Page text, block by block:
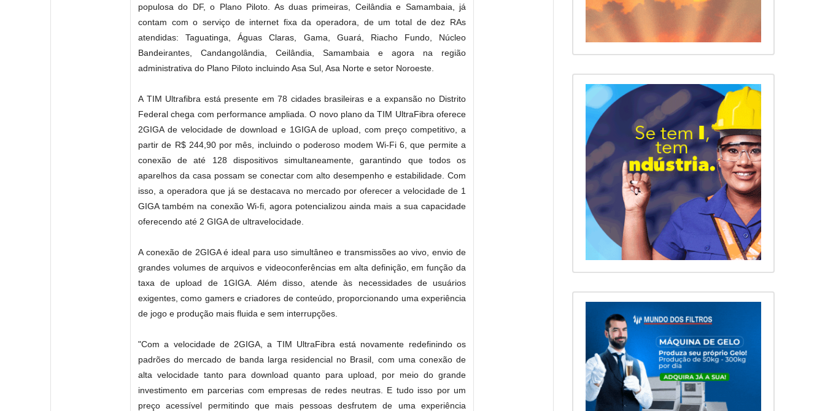
populosa do DF, o Plano Piloto. As duas primeiras, Ceilândia e Samambaia, já
contam com o serviço de internet fixa da operadora, de um total de dez RAs
atendidas: Taguatinga, Águas Claras, Gama, Guará, Riacho Fundo, Núcleo
Bandeirantes, Candangolândia, Ceilândia, Samambaia e agora na região
administrativa do Plano Piloto incluindo Asa Sul, Asa Norte e setor Noroeste.
A TIM Ultrafibra está presente em 78 cidades brasileiras e a expansão no Distrito
Federal chega com performance ampliada. O novo plano da TIM UltraFibra oferece
2GIGA de velocidade de download e 1GIGA de upload, com preço competitivo, a
partir de R$ 244,90 por mês, incluindo o poderoso modem Wi-Fi 6, que permite a
conexão de até 128 dispositivos simultaneamente, garantindo que todos os
aparelhos da casa possam se conectar com alto desempenho e estabilidade. Com
isso, a operadora que já se destacava no mercado por oferecer a velocidade de 1
GIGA também na conexão Wi-fi, agora potencializou ainda mais a sua capacidade
oferecendo até 2 GIGA de ultravelocidade.
A conexão de 2GIGA é ideal para uso simultâneo e transmissões ao vivo, envio de
grandes volumes de arquivos e videoconferências em alta definição, em função da
taxa de upload de 1GIGA. Além disso, atende às necessidades de usuários
exigentes, como gamers e criadores de conteúdo, proporcionando uma experiência
de jogo e produção mais fluida e sem interrupções.
"Com a velocidade de 2GIGA, a TIM UltraFibra está novamente redefinindo os
padrões do mercado de banda larga residencial no Brasil, com uma conexão de
alta velocidade tanto para download quanto para upload, por meio do grande
investimento em parcerias com empresas de redes neutras. E tudo isso por um
preço acessível permitindo que mais pessoas desfrutem de uma experiência